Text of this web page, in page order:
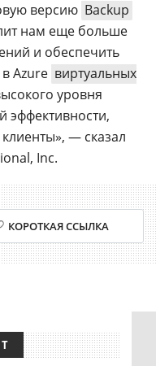
версию Backup
нам еще больше
и обеспечить
Azure виртуальных
уровня
эффективности,
— сказал
Inc.
КОРОТКАЯ ССЫЛКА